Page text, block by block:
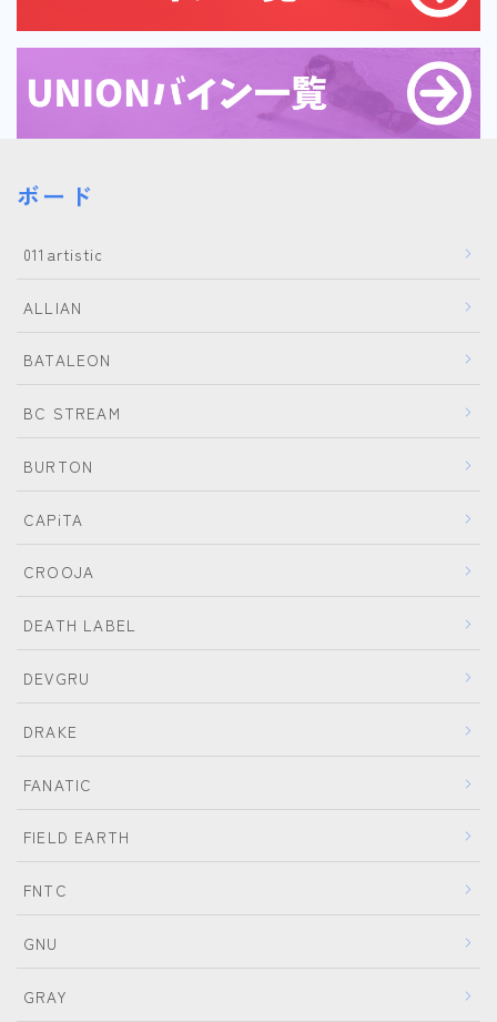
SCAPE
THE NORTH FACE
ボード
011artistic
ALLIAN
BATALEON
BC STREAM
BURTON
CAPiTA
CROOJA
DEATH LABEL
DEVGRU
DRAKE
FANATIC
FIELD EARTH
FNTC
GNU
GRAY